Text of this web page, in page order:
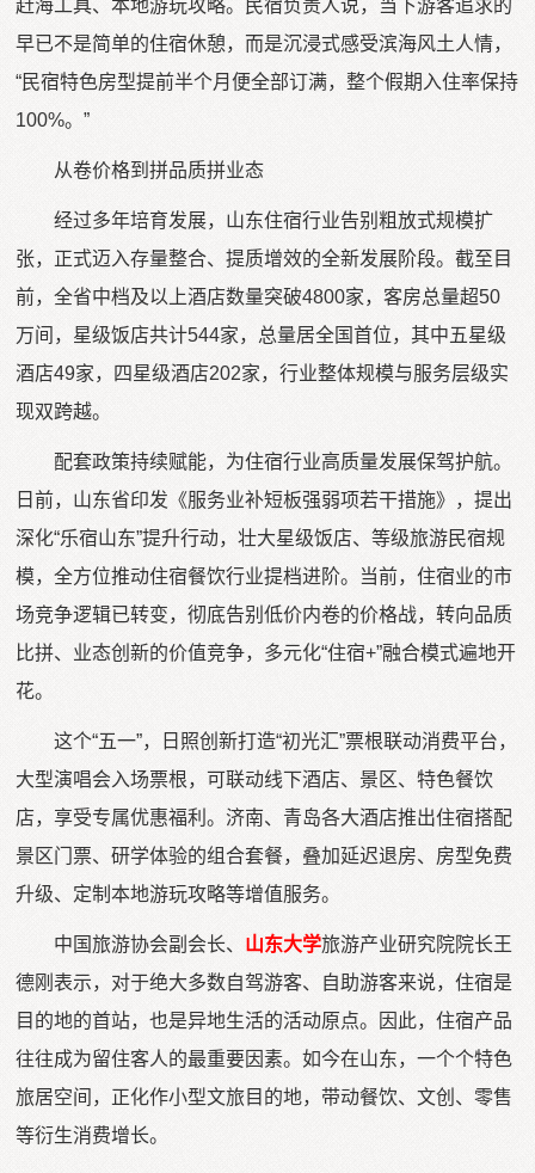
赶海工具、本地游玩攻略。民宿负责人说，当下游客追求的
早已不是简单的住宿休憩，而是沉浸式感受滨海风土人情，
“民宿特色房型提前半个月便全部订满，整个假期入住率保持
100%。”
从卷价格到拼品质拼业态
经过多年培育发展，山东住宿行业告别粗放式规模扩
张，正式迈入存量整合、提质增效的全新发展阶段。截至目
前，全省中档及以上酒店数量突破4800家，客房总量超50
万间，星级饭店共计544家，总量居全国首位，其中五星级
酒店49家，四星级酒店202家，行业整体规模与服务层级实
现双跨越。
配套政策持续赋能，为住宿行业高质量发展保驾护航。
日前，山东省印发《服务业补短板强弱项若干措施》，提出
深化“乐宿山东”提升行动，壮大星级饭店、等级旅游民宿规
模，全方位推动住宿餐饮行业提档进阶。当前，住宿业的市
场竞争逻辑已转变，彻底告别低价内卷的价格战，转向品质
比拼、业态创新的价值竞争，多元化“住宿+”融合模式遍地开
花。
这个“五一”，日照创新打造“初光汇”票根联动消费平台，
大型演唱会入场票根，可联动线下酒店、景区、特色餐饮
店，享受专属优惠福利。济南、青岛各大酒店推出住宿搭配
景区门票、研学体验的组合套餐，叠加延迟退房、房型免费
升级、定制本地游玩攻略等增值服务。
中国旅游协会副会长、 山东大学旅游产业研究院院长王
德刚表示，对于绝大多数自驾游客、自助游客来说，住宿是
目的地的首站，也是异地生活的活动原点。因此，住宿产品
往往成为留住客人的最重要因素。如今在山东，一个个特色
旅居空间，正化作小型文旅目的地，带动餐饮、文创、零售
等衍生消费增长。